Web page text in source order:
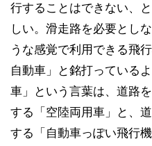
行することはできない、
しい。滑走路を必要とし
うな感覚で利用できる飛
自動車」と銘打っている
車」という言葉は、道路
する「空陸両用車」と、
する「自動車っぽい飛行